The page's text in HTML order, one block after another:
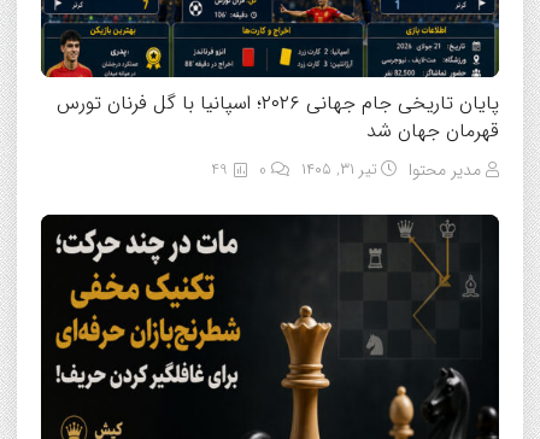
پایان تاریخی جام جهانی ۲۰۲۶؛ اسپانیا با گل فرنان تورس
قهرمان جهان شد
مدیر محتوا تیر ۳۱, ۱۴۰۵ 49